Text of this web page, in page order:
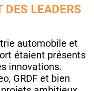
DES LEADERS
automobile et
étaient présents
innovations.
GRDF et bien